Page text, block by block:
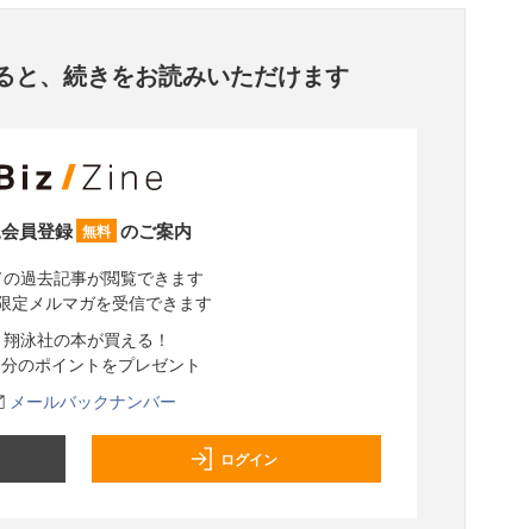
と、続きをお読みいただけます
員登録 無料 のご案内
の過去記事が閲覧できます
定メルマガを受信できます
翔泳社の本が買える！
のポイントをプレゼント
メールバックナンバー
ログイン